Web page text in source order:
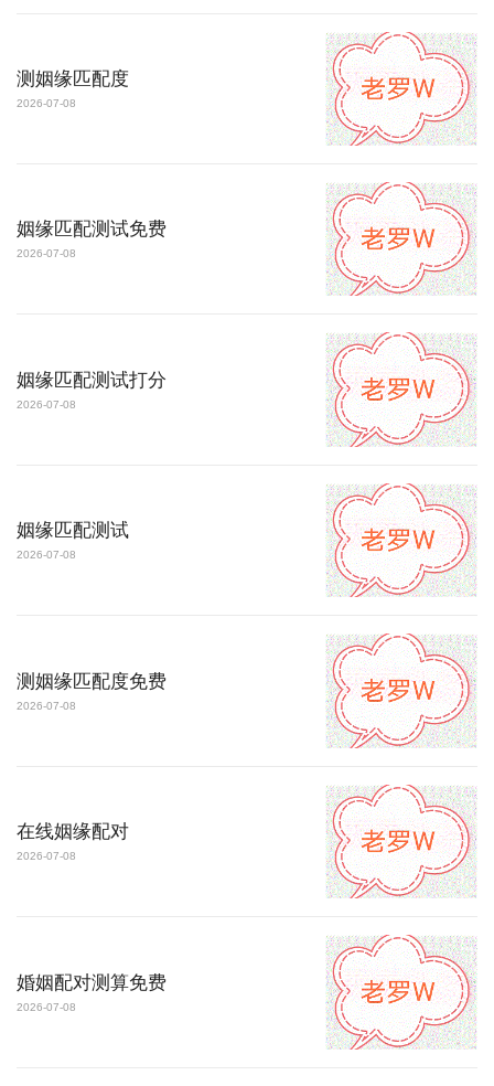
测姻缘匹配度
2026-07-08
姻缘匹配测试免费
2026-07-08
姻缘匹配测试打分
2026-07-08
姻缘匹配测试
2026-07-08
测姻缘匹配度免费
2026-07-08
在线姻缘配对
2026-07-08
婚姻配对测算免费
2026-07-08